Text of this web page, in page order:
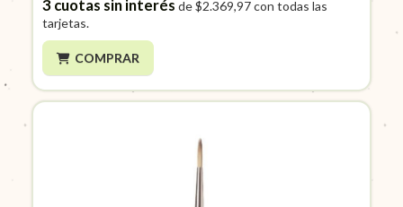
3cuotas sin interés de$2.369,97con todas las
tarjetas.
COMPRAR